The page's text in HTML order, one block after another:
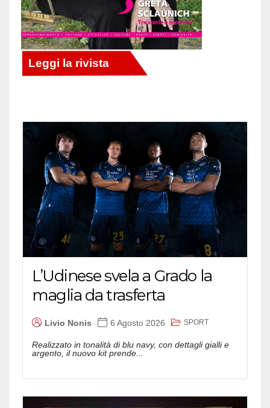
L’Udinese svela a Grado la
maglia da trasferta
Livio Nonis 6 Agosto 2026 SPORT
Realizzato in tonalità di blu navy, con dettagli gialli e
argento, il nuovo kit prende...